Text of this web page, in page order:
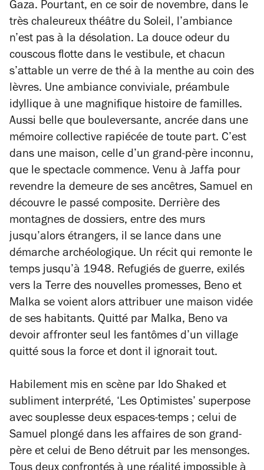
Gaza. Pourtant, en ce soir de novembre, dans le
très chaleureux théâtre du Soleil, l’ambiance
n’est pas à la désolation. La douce odeur du
couscous flotte dans le vestibule, et chacun
s’attable un verre de thé à la menthe au coin des
lèvres. Une ambiance conviviale, préambule
idyllique à une magnifique histoire de familles.
Aussi belle que bouleversante, ancrée dans une
mémoire collective rapiécée de toute part. C’est
dans une maison, celle d’un grand-père inconnu,
que le spectacle commence. Venu à Jaffa pour
revendre la demeure de ses ancêtres, Samuel en
découvre le passé composite. Derrière des
montagnes de dossiers, entre des murs
jusqu’alors étrangers, il se lance dans une
démarche archéologique. Un récit qui remonte le
temps jusqu’à 1948. Refugiés de guerre, exilés
vers la Terre des nouvelles promesses, Beno et
Malka se voient alors attribuer une maison vidée
de ses habitants. Quitté par Malka, Beno va
devoir affronter seul les fantômes d’un village
quitté sous la force et dont il ignorait tout.
Habilement mis en scène par Ido Shaked et
subliment interprété, ‘Les Optimistes’ superpose
avec souplesse deux espaces-temps ; celui de
Samuel plongé dans les affaires de son grand-
père et celui de Beno détruit par les mensonges.